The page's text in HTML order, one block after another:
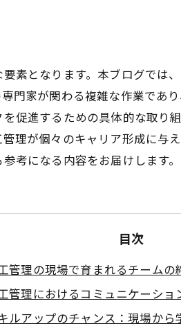
素となります。本ブログでは
門家が関わる複雑な作業であ
促進するための具体的な取り
理が個々のキャリア形成に与
考になる内容をお届けします
目次
管理の現場で育まれるチームの
管理におけるコミュニケーショ
ルアップのチャンス：現場から